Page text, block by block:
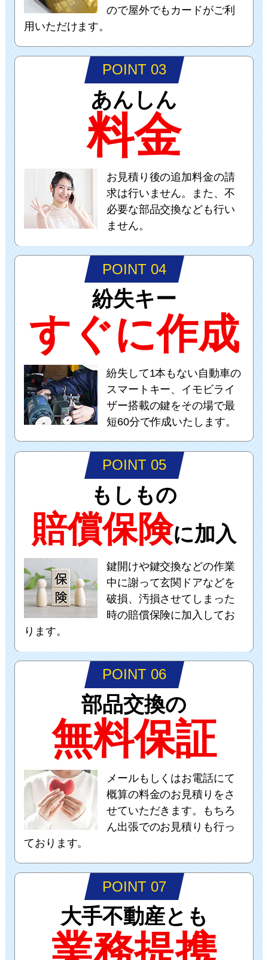
ので屋外でもカードがご利
用いただけます。
POINT 03
あんしん
料金
お見積り後の追加料金の請
求は行いません。また、不
必要な部品交換なども行い
ません。
POINT 04
紛失キー
すぐに作成
紛失して1本もない自動車の
スマートキー、イモビライ
ザー搭載の鍵をその場で最
短60分で作成いたします。
POINT 05
もしもの
賠償保険に加入
鍵開けや鍵交換などの作業
中に謝って玄関ドアなどを
破損、汚損させてしまった
時の賠償保険に加入してお
ります。
POINT 06
部品交換の
無料保証
メールもしくはお電話にて
概算の料金のお見積りをさ
せていただきます。もちろ
ん出張でのお見積りも行っ
ております。
POINT 07
大手不動産とも